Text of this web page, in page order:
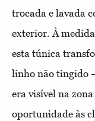
trocada e lavada
exterior. À
esta túnica
linho não tingido
era visível na
oportunidade às